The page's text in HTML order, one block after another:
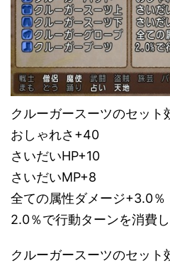
クルーガースーツのセット
おしゃれさ+40
さいだいHP+10
さいだいMP+8
全ての属性ダメージ+3.0％
2.0％で行動ターンを消費
クルーガースーツのセット